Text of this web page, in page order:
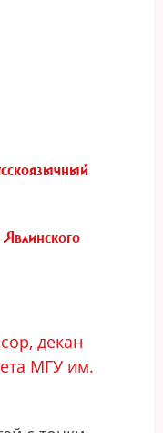
декан
МГУ им.